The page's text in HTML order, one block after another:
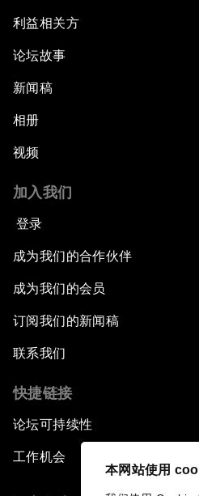
本网站使用
利益相关方
论坛故事
新闻稿
相册
视频
加入我们
登录
成为我们的合作伙伴
成为我们的会员
订阅我们的新闻稿
联系我们
快捷链接
论坛可持续性
工作机会